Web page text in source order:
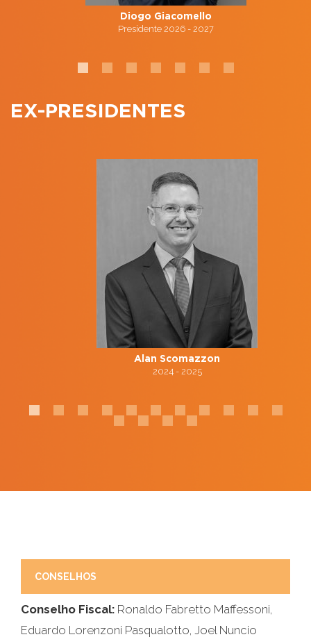
Diogo Giacomello
Presidente 2026 - 2027
EX-PRESIDENTES
Alan Scomazzon
2024 - 2025
CONSELHOS
Conselho Fiscal: Ronaldo Fabretto Maffessoni,
Eduardo Lorenzoni Pasqualotto, Joel Nuncio